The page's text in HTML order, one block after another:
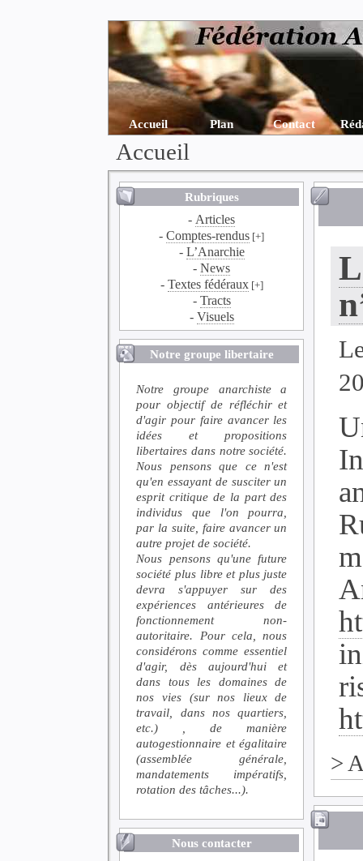
Accueil Plan Contact
Accueil
Rubriques
- Articles
-Comptes-rendus [+]
- L’Anarchie
-News
- Textes fédéraux[+]
- Tracts
- Visuels
Notre groupe libertaire
Notre groupe anarchiste a
pour objectif de réfléchir et
d'agir pour faire avancer les
idées et propositions
libertaires dans notre société.
Nous pensons que ce n'est
qu'en essayant de susciter un
esprit critique de la part des
individus que l'on pourra,
par la suite, faire avancer un
autre projet de société.
Nous pensons qu'une future
société plus libre et plus juste
devra s'appuyer sur des
expériences antérieures de
fonctionnement non-
autoritaire. Pour cela, nous
considérons comme essentiel
d'agir, dès aujourd'hui et
dans tous les domaines de
nos vies (sur nos lieux de
travail, dans nos quartiers,
etc.) , de manière
autogestionnaire et égalitaire
(assemblée générale,
mandatements impératifs,
rotation des tâches...).
Nous contacter
>